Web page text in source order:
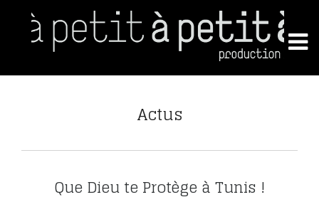
Actus
Que Dieu te Protège à Tunis !